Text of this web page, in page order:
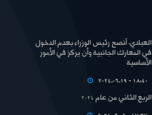
العبادي: أنصح رئيس الوزراء بعدم الدخول
في المعارك الجانبية وأن يركز في الأمور
الأساسية
2024.06.19 - 18:40
الربع الثاني من عام 2024